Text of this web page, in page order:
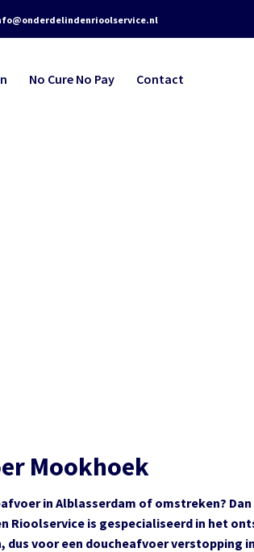
No Cure No Pay Contact
Mookhoek
in Alblasserdam of omstreken?
Rioolservice is gespecialiseerd in het
voor een doucheafvoer verstopping